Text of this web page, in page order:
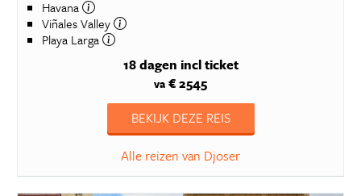
Havana
Viñales Valley
Playa Larga
18 dagen incl ticket
va € 2545
BEKIJK DEZE REIS
Alle reizen van Djoser